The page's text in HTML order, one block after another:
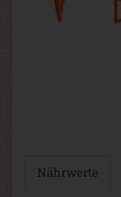
Nährwerte